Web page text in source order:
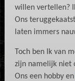
willen vertellen?
Ons
laten immers
Toch ben Ik van
zijn namelijk niet
Ons een hobby en